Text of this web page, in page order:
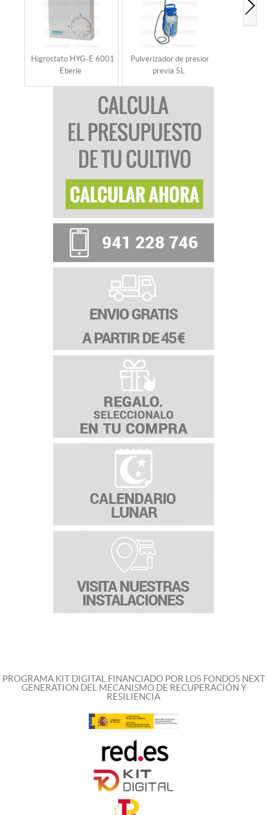
Higrostato HYG-E 6001
Eberle
Pulverizador de presion
previa 5L
PROGRAMA KIT DIGITAL FINANCIADO POR LOS FONDOS NEXT
GENERATION DEL MECANISMO DE RECUPERACIÓN Y
RESILIENCIA